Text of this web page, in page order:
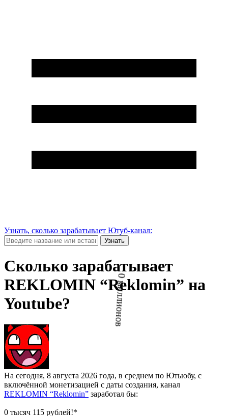
Узнать, сколько зарабатывает Ютуб-канал:
Узнать
Сколько зарабатывает
REKLOMIN “Reklomin” на
Youtube?
На сегодня, 8 августа 2026 года, в среднем по Ютьюбу, с
включённой монетизацией с даты создания, канал
REKLOMIN “Reklomin” заработал бы:
0 тысяч 115 рублей!*